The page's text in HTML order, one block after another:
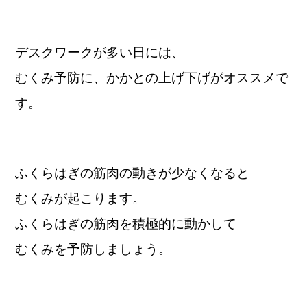
デスクワークが多い日には、
むくみ予防に、かかとの上げ下げがオススメで
す。
ふくらはぎの筋肉の動きが少なくなると
むくみが起こります。
ふくらはぎの筋肉を積極的に動かして
むくみを予防しましょう。